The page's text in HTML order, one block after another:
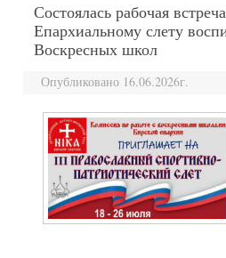
Состоялась рабочая
Епархиальному слету
Воскресных школ
Опубликовано 16.06.2026г.